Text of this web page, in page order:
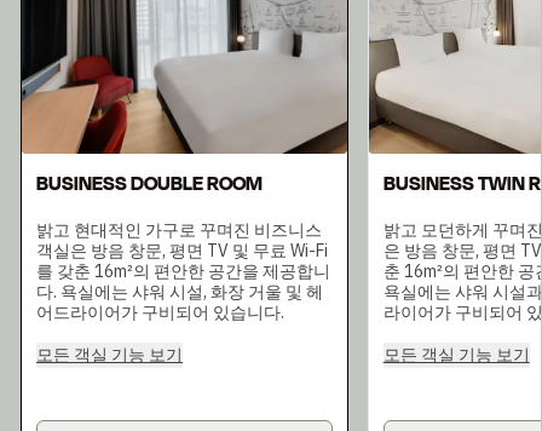
BUSINESS DOUBLE ROOM
밝고 현대적인 가구로 꾸며진 비즈니스
객실은 방음 창문, 평면 TV 및 무료 Wi-Fi
를 갖춘 16m²의 편안한 공간을 제공합니
다. 욕실에는 샤워 시설, 화장 거울 및 헤
어드라이어가 구비되어 있습니다.
모든 객실 기능 보기
BUSINESS TWIN
밝고 모던하게 꾸며
은 방음 창문, 평면
춘 16m²의 편안한
욕실에는 샤워 시설
라이어가 구비되어
모든 객실 기능 보기